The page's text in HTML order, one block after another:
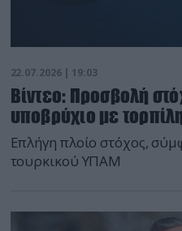
22.07.2026 | 19:03
Βίντεο: Προσβολή
υποβρύχιο με
Επλήγη πλοίο στόχος,
τουρκικού ΥΠΑΜ